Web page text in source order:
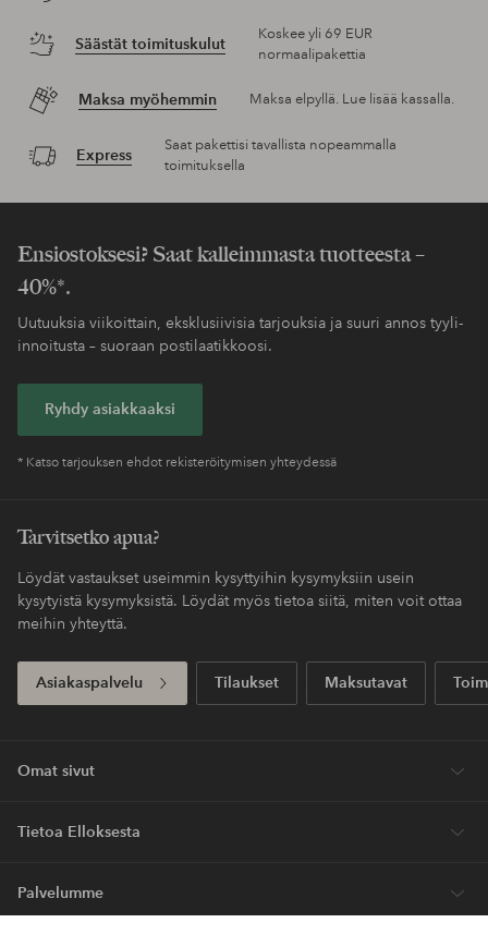
Säästät toimituskulut
Koskee yli 69 EUR
normaalipakettia
Maksa myöhemmin Maksa elpyllä. Lue lisää kassalla.
Express
Saat pakettisi tavallista nopeammalla
toimituksella
Ensiostoksesi? Saat kalleimmasta tuotteesta –
40%*.
Uutuuksia viikoittain, eksklusiivisia tarjouksia ja suuri annos tyyli-
innoitusta – suoraan postilaatikkoosi.
Ryhdy asiakkaaksi
* Katso tarjouksen ehdot rekisteröitymisen yhteydessä
Tarvitsetko apua?
Löydät vastaukset useimmin kysyttyihin kysymyksiin usein
kysytyistä kysymyksistä. Löydät myös tietoa siitä, miten voit ottaa
meihin yhteyttä.
Asiakaspalvelu Tilaukset Maksutavat
Omat sivut
Tietoa Elloksesta
Palvelumme